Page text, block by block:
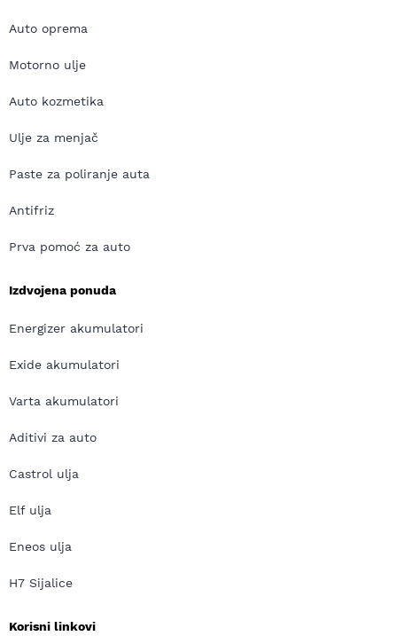
Auto oprema
Motorno ulje
Auto kozmetika
Ulje za menjač
Paste za poliranje auta
Antifriz
Prva pomoć za auto
Izdvojena ponuda
Energizer akumulatori
Exide akumulatori
Varta akumulatori
Aditivi za auto
Castrol ulja
Elf ulja
Eneos ulja
H7 Sijalice
Korisni linkovi